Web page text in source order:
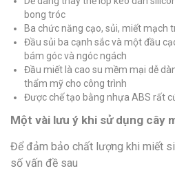
bong tróc
Ba chức năng cạo, sủi, miết mạch
Đầu sủi ba cạnh sắc và một đầu
bám góc và ngóc ngách
Đầu miết là cao su mềm mại dễ
thẩm mỹ cho công trình
Được chế tạo bằng nhựa ABS rất
Một vài lưu ý khi sử dụng cây
Để đảm bảo chất lượng khi miết
số vấn đề sau